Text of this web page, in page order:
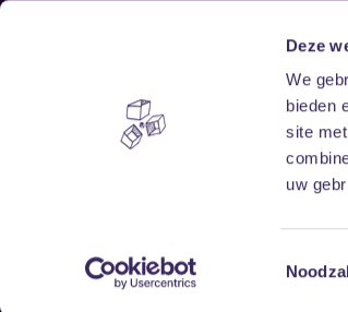
Deze
We
bieden
site
uw
Home
Vrijwilligers
Disclaimer
Toegankelijkheid
Privacy &